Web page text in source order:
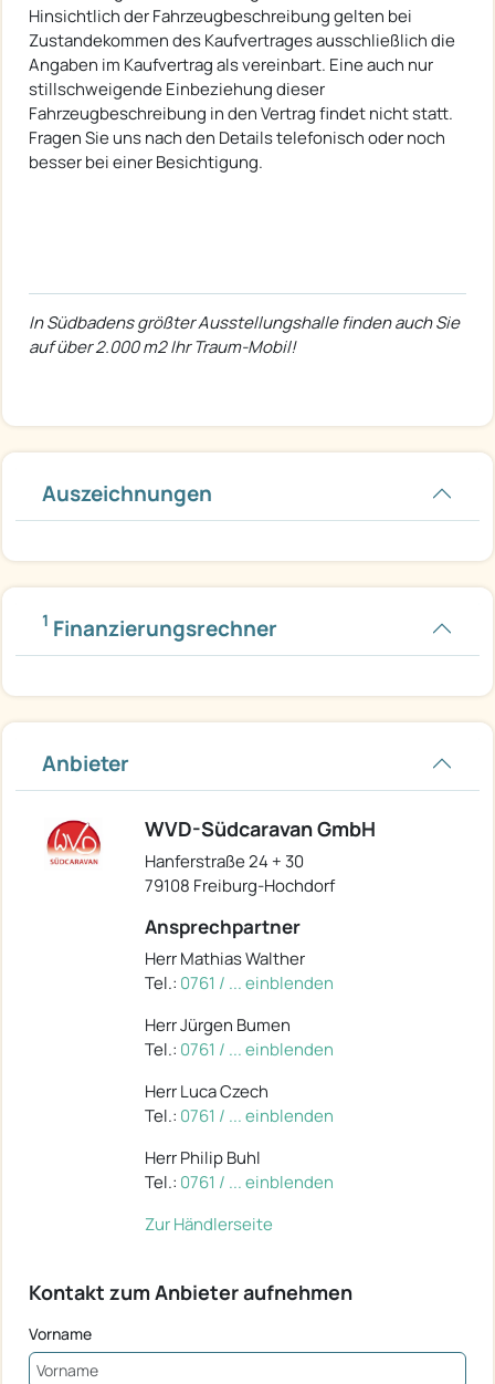
Hinsichtlich der Fahrzeugbeschreibung gelten bei
Zustandekommen des Kaufvertrages ausschließlich die
Angaben im Kaufvertrag als vereinbart. Eine auch nur
stillschweigende Einbeziehung dieser
Fahrzeugbeschreibung in den Vertrag findet nicht statt.
Fragen Sie uns nach den Details telefonisch oder noch
besser bei einer Besichtigung.
In Südbadens größter Ausstellungshalle finden auch Sie
auf über 2.000 m2 Ihr Traum-Mobil!
Auszeichnungen
1 Finanzierungsrechner
Anbieter
WVD-Südcaravan GmbH
Hanferstraße 24 + 30
79108 Freiburg-Hochdorf
Ansprechpartner
Herr Mathias Walther
Tel.: 0761 / ... einblenden
Herr Jürgen Bumen
Tel.: 0761 / ... einblenden
Herr Luca Czech
Tel.: 0761 / ... einblenden
Herr Philip Buhl
Tel.: 0761 / ... einblenden
Zur Händlerseite
Kontakt zum Anbieter aufnehmen
Vorname